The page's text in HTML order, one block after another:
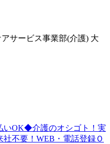
サービス事業部(介護) 大
いOK◆介護のオシゴト！実
不要！WEB・電話登録Ｏ